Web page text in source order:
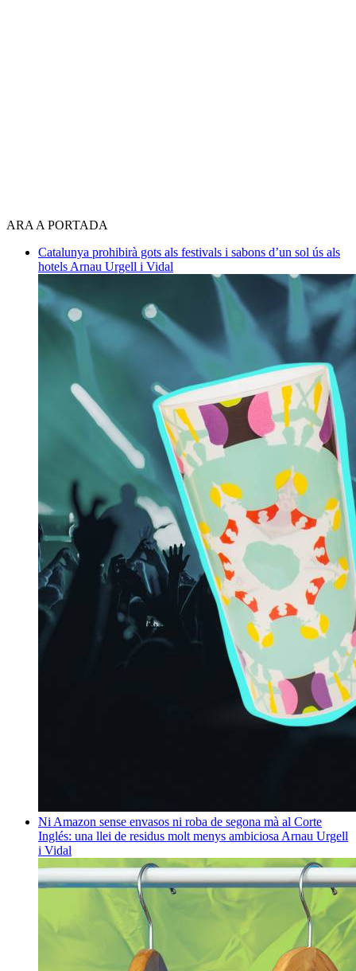
ARA A PORTADA
Catalunya prohibirà gots als festivals i sabons d’un sol ús als
hotels Arnau Urgell i Vidal
Ni Amazon sense envasos ni roba de segona mà al Corte
Inglés: una llei de residus molt menys ambiciosa Arnau Urgell
i Vidal